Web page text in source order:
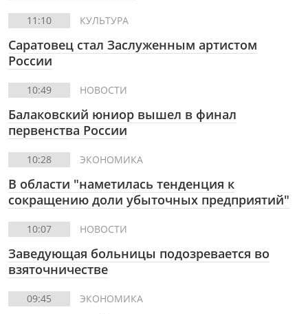
11:10 КУЛЬТУРА
Саратовец стал Заслуженным артистом
России
10:49 НОВОСТИ
Балаковский юниор вышел в финал
первенства России
10:28 ЭКОНОМИКА
В области "наметилась тенденция к
сокращению доли убыточных предприятий"
10:07 НОВОСТИ
Заведующая больницы подозревается во
взяточничестве
09:45 ЭКОНОМИКА